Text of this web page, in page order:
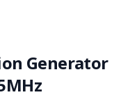
Generator